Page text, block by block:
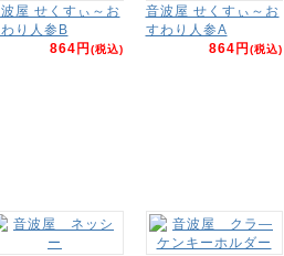
屋 せくすぃ～お
り人参B
864円(税込)
音波屋 せくすぃ～お
すわり人参A
864円(税込)